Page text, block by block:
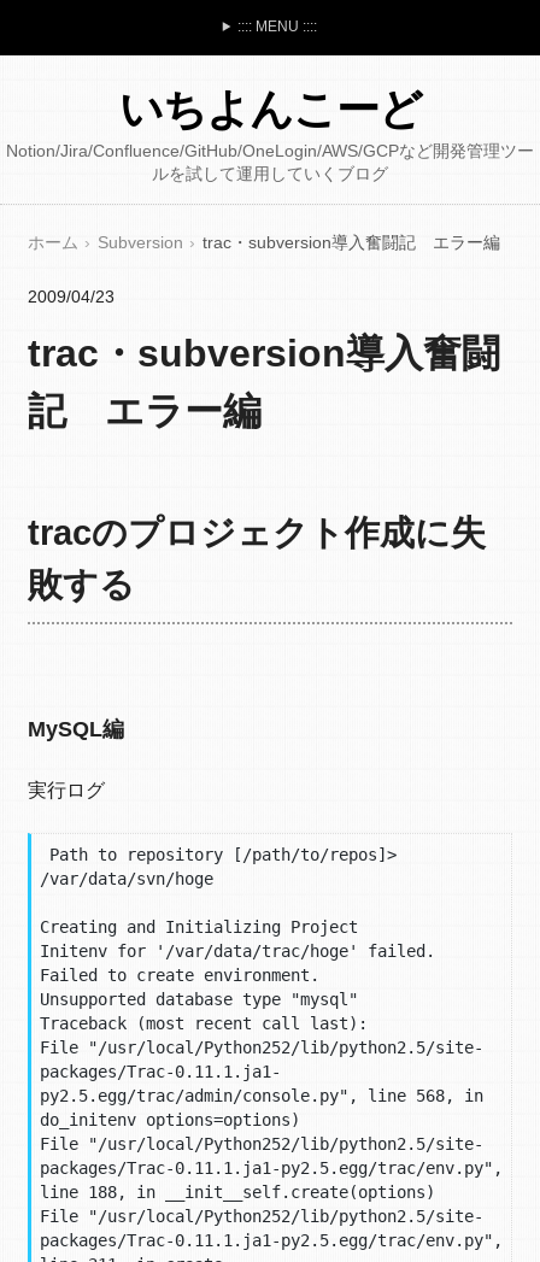
:::: MENU ::::
いちよんこーど
Notion/Jira/Confluence/GitHub/OneLogin/AWS/GCPなど開発管理ツー
ルを試して運用していくブログ
ホーム Subversion trac・subversion導入奮闘記 エラー編
2009/04/23
trac・subversion導入奮闘
記 エラー編
tracのプロジェクト作成に失
敗する
MySQL編
実行ログ
/var/data/svn/hoge
Creating and Initializing Project
Initenv for '/var/data/trac/hoge' failed.
Failed to create environment.
Unsupported database type "mysql"
Traceback (most recent call last):
File "/usr/local/Python252/lib/python2.5/site-
packages/Trac-0.11.1.ja1-
py2.5.egg/trac/admin/console.py", line 568, in
do_initenv options=options)
File "/usr/local/Python252/lib/python2.5/site-
packages/Trac-0.11.1.ja1-py2.5.egg/trac/env.py",
line 188, in __init__self.create(options)
File "/usr/local/Python252/lib/python2.5/site-
packages/Trac-0.11.1.ja1-py2.5.egg/trac/env.py",